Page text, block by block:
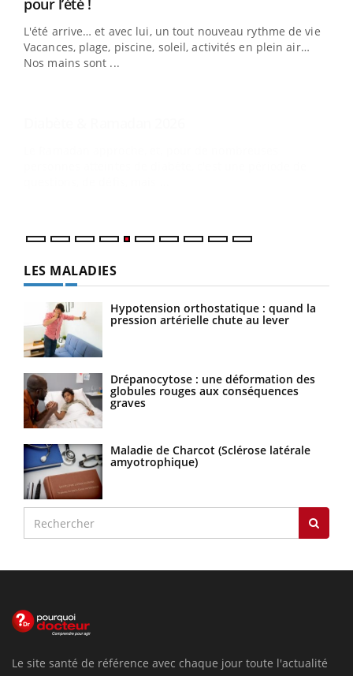
Le Ramadan approche, et, pour de nombreuses
personnes atteintes de diabète, c'est une période de
questions, de défis, mais ...
LES MALADIES
Hypotension orthostatique : quand la
pression artérielle chute au lever
Drépanocytose : une déformation des
globules rouges aux conséquences
graves
Maladie de Charcot (Sclérose latérale
amyotrophique)
Le site santé de référence avec chaque jour toute l'actualité